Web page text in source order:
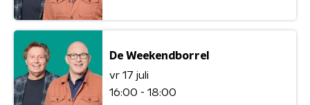
De Weekendborrel
vr 17 juli
16:00 - 18:00